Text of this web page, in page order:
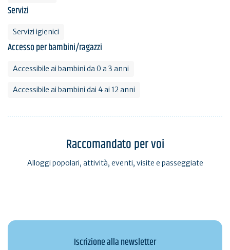
Servizi
Servizi igienici
Accesso per bambini/ragazzi
Accessibile ai bambini da 0 a 3 anni
Accessibile ai bambini dai 4 ai 12 anni
Raccomandato per voi
Alloggi popolari, attività, eventi, visite e passeggiate
Iscrizione alla newsletter